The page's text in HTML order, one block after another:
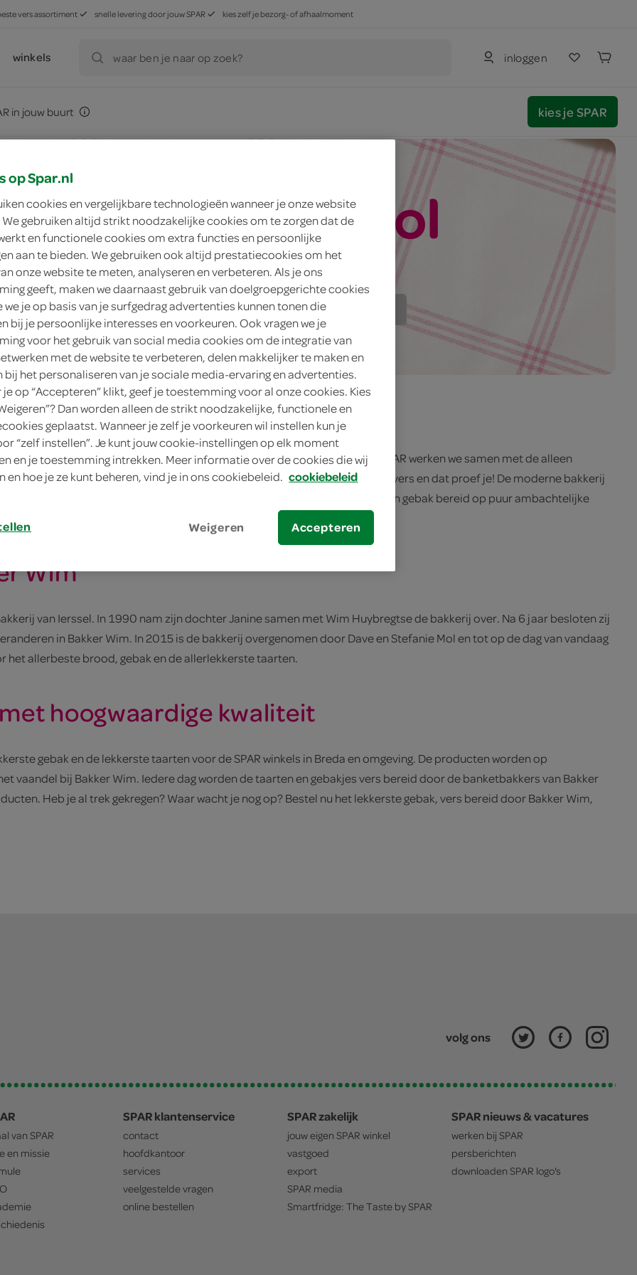
vers assortiment snelle levering door jouw SPAR kies zelf je bezorg- of afhaalmoment
winkels waar ben je naar op zoek? inloggen
in jouw buurt kies je SPAR
Dave Mol
warme bakker sinds 1960
ingrediënten en allergenen
van de lokale bakker
en gebakjes voor de SPAR winkels in Breda en de wijde omgeving. Bij SPAR werken we samen met de alleen
de beste kwaliteit gebak en taarten leveren aan onze klanten. Verser dan vers en dat proef je! De moderne bakkerij
worden bij Bakker Wim de meest heerlijke soorten brood, taarten en gebak bereid op puur ambachtelijke
de aller strengste normen op het gebied van hygiëne en kwaliteit.
Wim
van Ierssel. In 1990 nam zijn dochter Janine samen met Wim Huybregtse de bakkerij over. Na 6 jaar besloten zij
in Bakker Wim. In 2015 is de bakkerij overgenomen door Dave en Stefanie Mol en tot op de dag van vandaag
het allerbeste brood, gebak en de allerlekkerste taarten.
hoogwaardige kwaliteit
gebak en de lekkerste taarten voor de SPAR winkels in Breda en omgeving. De producten worden op
vaandel bij Bakker Wim. Iedere dag worden de taarten en gebakjes vers bereid door de banketbakkers van Bakker
Heb je al trek gekregen? Waar wacht je nog op? Bestel nu het lekkerste gebak, vers bereid door Bakker Wim,
volg ons
van SPAR
en missie
SPAR klantenservice
contact
hoofdkantoor
services
veelgestelde vragen
online bestellen
SPAR zakelijk
jouw eigen SPAR winkel
vastgoed
export
SPAR media
Smartfridge: The Taste bySPAR
SPAR nieuws & vacatures
werken bij SPAR
persberichten
downloaden SPAR logo's
op Spar.nl
cookies en vergelijkbare technologieën wanneer je onze website
gebruiken altijd strikt noodzakelijke cookies om te zorgen dat de
en functionele cookies om extra functies en persoonlijke
aan te bieden. We gebruiken ook altijd prestatiecookies om het
onze website te meten, analyseren en verbeteren. Als je ons
geeft, maken we daarnaast gebruik van doelgroepgerichte cookies
we je op basis van je surfgedrag advertenties kunnen tonen die
bij je persoonlijke interesses en voorkeuren. Ook vragen we je
voor het gebruik van social media cookies om de integratie van
met de website te verbeteren, delen makkelijker te maken en
bij het personaliseren van je sociale media-ervaring en advertenties.
je op “Accepteren” klikt, geef je toestemming voor al onze cookies. Kies
Dan worden alleen de strikt noodzakelijke, functionele en
geplaatst. Wanneer je zelf je voorkeuren wil instellen kun je
“zelf instellen”. Je kunt jouw cookie-instellingen op elk moment
en je toestemming intrekken. Meer informatie over de cookies die wij
en hoe je ze kunt beheren, vind je in ons cookiebeleid. cookiebeleid
Weigeren Accepteren